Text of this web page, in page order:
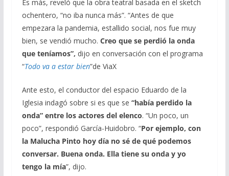
Es más, reveló que la obra teatral basada en el sketch
ochentero, “no iba nunca más”. “Antes de que
empezara la pandemia, estallido social, nos fue muy
bien, se vendió mucho. Creo que se perdió la onda
que teníamos”, dijo en conversación con el programa
“Todo va a estar bien”de ViaX
Ante esto, el conductor del espacio Eduardo de la
Iglesia indagó sobre si es que se “había perdido la
onda” entre los actores del elenco. “Un poco, un
poco”, respondió García-Huidobro. “Por ejemplo, con
la Malucha Pinto hoy día no sé de qué podemos
conversar. Buena onda. Ella tiene su onda y yo
tengo la mía”, dijo.